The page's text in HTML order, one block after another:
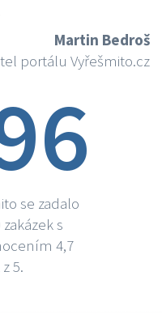
Martin Bedroš
portálu Vyřešmito.cz
se zadalo
s
4,7
5.